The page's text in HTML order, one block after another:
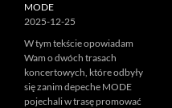
MODE
2025-12-25
W tym tekście opowiadam
Wam o dwóch trasach
koncertowych, które odbyły
się zanim depeche MODE
pojechali w trasę promować